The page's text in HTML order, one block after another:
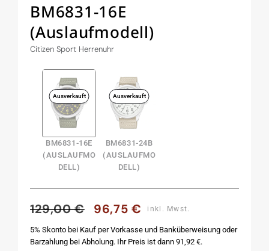
BM6831-16E
(Auslaufmodell)
Citizen Sport Herrenuhr
Ausverkauft
BM6831-16E
(AUSLAUFMO
DELL)
Ausverkauft
BM6831-24B
(AUSLAUFMO
DELL)
Normaler
129,00 € Verkaufspreis
96,75 € inkl. Mwst.
5% Skonto bei Kauf per Vorkasse und Banküberweisung oder
Barzahlung bei Abholung. Ihr Preis ist dann 91,92 €.